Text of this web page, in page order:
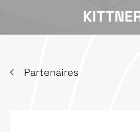
Partenaires